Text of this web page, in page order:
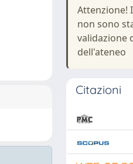
Attenzione!
non sono
validazione
dell'ateneo
Citazioni